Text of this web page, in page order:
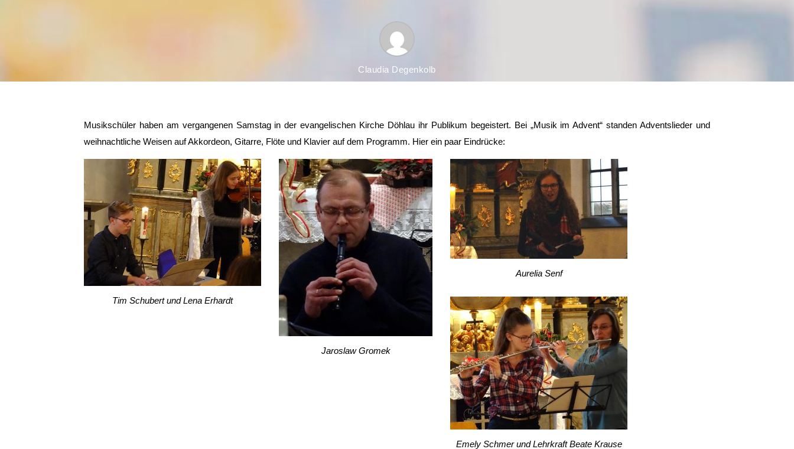
Claudia Degenkolb
Musikschüler haben am vergangenen Samstag in der evangelischen Kirche Döhlau ihr Publikum begeistert. Bei „Musik im Advent“ standen Adventslieder und
weihnachtliche Weisen auf Akkordeon, Gitarre, Flöte und Klavier auf dem Programm. Hier ein paar Eindrücke:
Tim Schubert und Lena Erhardt
Jaroslaw Gromek
Aurelia Senf
Emely Schmer und Lehrkraft Beate Krause